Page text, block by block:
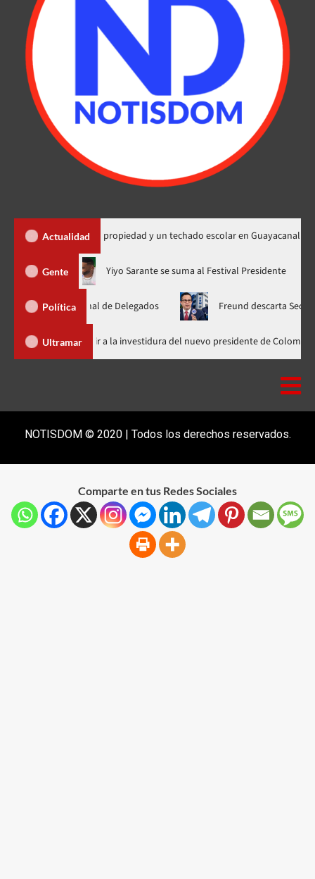
Actualidad
títulos de propiedad y un techado escolar en Guayacanal
Gente
en nuevo horario Yiyo Sarante se suma al Festival
Política
Nacional de Delegados Freund descarta Secretaría de
Ultramar
Abinader llega a Cali para asistir a la investidura del nuevo presidente
NOTISDOM © 2020 | Todos los derechos reservados.
Comparte en tus Redes Sociales